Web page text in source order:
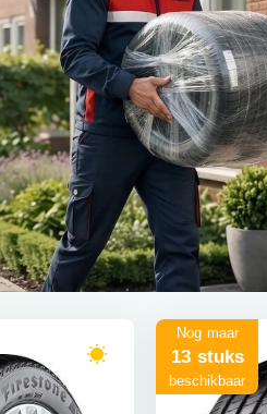
Nog maar
13 stuks
beschikbaar